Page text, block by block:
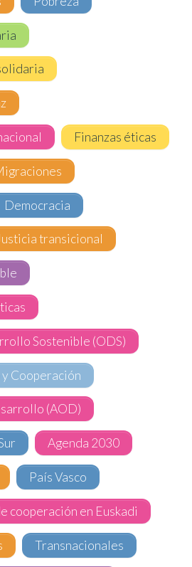
Finanzas éticas
Democracia
transicional
Sostenible (ODS)
Cooperación
(AOD)
Agenda 2030
País Vasco
cooperación en Euskadi
Transnacionales